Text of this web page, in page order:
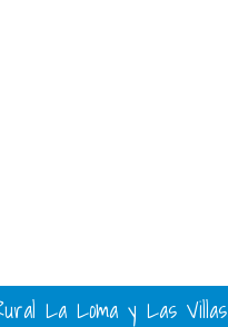
La Loma y Las Villas